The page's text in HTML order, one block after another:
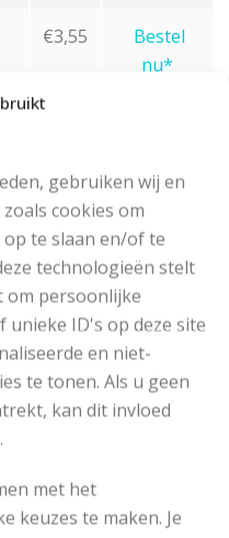
gebruiken wij en
cookies om
te slaan en/of te
technologieën stelt
om persoonlijke
unieke ID's op deze site
en niet-
te tonen. Als u geen
kan dit invloed
met het
keuzes te maken. Je
€3,55
Bestel
nu*
waar
gewoon vertrouwd via